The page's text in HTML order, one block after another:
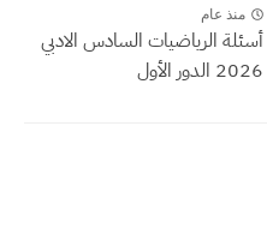
منذ عام
أسئلة الرياضيات السادس الادبي
2026 الدور الأول